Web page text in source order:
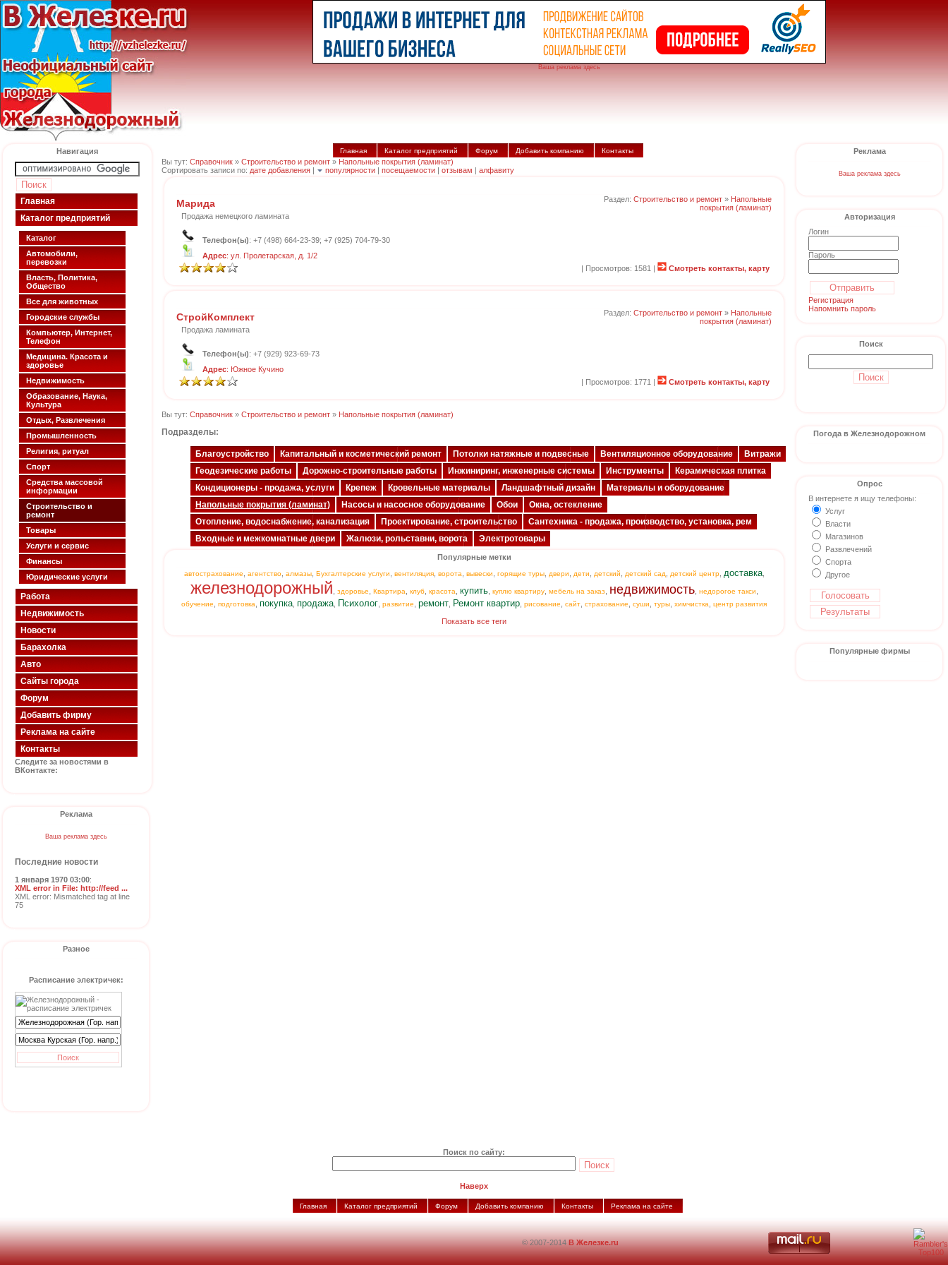
Ваша реклама здесь
Навигация
Главная
Каталог предприятий
Каталог
Автомобили,
перевозки
Власть, Политика,
Общество
Все для животных
Городские службы
Компьютер, Интернет,
Телефон
Медицина. Красота и
здоровье
Недвижимость
Образование, Наука,
Культура
Отдых, Развлечения
Промышленность
Религия, ритуал
Спорт
Средства массовой
информации
Строительство и
ремонт
Товары
Услуги и сервис
Финансы
Юридические услуги
Работа
Недвижимость
Новости
Барахолка
Авто
Сайты города
Форум
Добавить фирму
Реклама на сайте
Контакты
Следите за новостями в
ВКонтакте:
Реклама
Ваша реклама здесь
Последние новости
1 января 1970 03:00:
XML error in File: http://feed ...
XML error: Mismatched tag at line
75
Разное
Расписание электричек:
Главная Каталог предприятий Форум Добавить компанию Контакты
Вы тут: Справочник » Строительство и ремонт » Напольные покрытия (ламинат)
Сортировать записи по: дате добавления | популярности | посещаемости | отзывам | алфавиту
Марида Раздел: Строительство и ремонт » Напольные
покрытия (ламинат)
Продажа немецкого ламината
Телефон(ы): +7 (498) 664-23-39; +7 (925) 704-79-30
Адрес: ул. Пролетарская, д. 1/2
| Просмотров: 1581 |
Смотреть контакты, карту
СтройКомплект Раздел: Строительство и ремонт » Напольные
покрытия (ламинат)
Продажа ламината
Телефон(ы): +7 (929) 923-69-73
Адрес: Южное Кучино
| Просмотров: 1771 |
Смотреть контакты, карту
Вы тут: Справочник » Строительство и ремонт » Напольные покрытия (ламинат)
Подразделы:
Благоустройство Капитальный и косметический ремонт Потолки натяжные и подвесные Вентиляционное оборудование
Витражи
Геодезические работы
Дорожно-строительные работы Инжиниринг, инженерные системы Инструменты
Керамическая плитка
Кондиционеры - продажа, услуги
Крепеж Кровельные материалы Ландшафтный дизайн
Материалы и оборудование
Напольные покрытия (ламинат)
Насосы и насосное оборудование Обои
Окна, остекление
Отопление, водоснабжение, канализация
Проектирование, строительство
Сантехника - продажа, производство, установка, рем
Входные и межкомнатные двери
Жалюзи, рольставни, ворота Электротовары
Популярные метки
автострахование агентство, алмазы, Бухгалтерские услуги вентиляция, ворота вывески горящие туры, двери дети детский детский сад детский центр, доставка,
железнодорожный здоровье Квартира клуб, красота купить, куплю квартиру, мебель на заказ, недвижимость, недорогое такси
обучение подготовка покупка продажа Психолог развитие ремонт Ремонт квартир рисование сайт страхование суши туры химчистка центр развития
Показать все теги
Реклама
Ваша реклама здесь
Авторизация
Логин
Пароль
Регистрация
Напомнить пароль
Поиск
Погода в Железнодорожном
Опрос
В интернете я ищу телефоны:
Услуг
Власти
Магазинов
Развлечений
Спорта
Другое
Популярные фирмы
Поиск по сайту:
Наверх
Главная Каталог предприятий Форум Добавить компанию Контакты Реклама на сайте
© 2007-2014В Железке.ru